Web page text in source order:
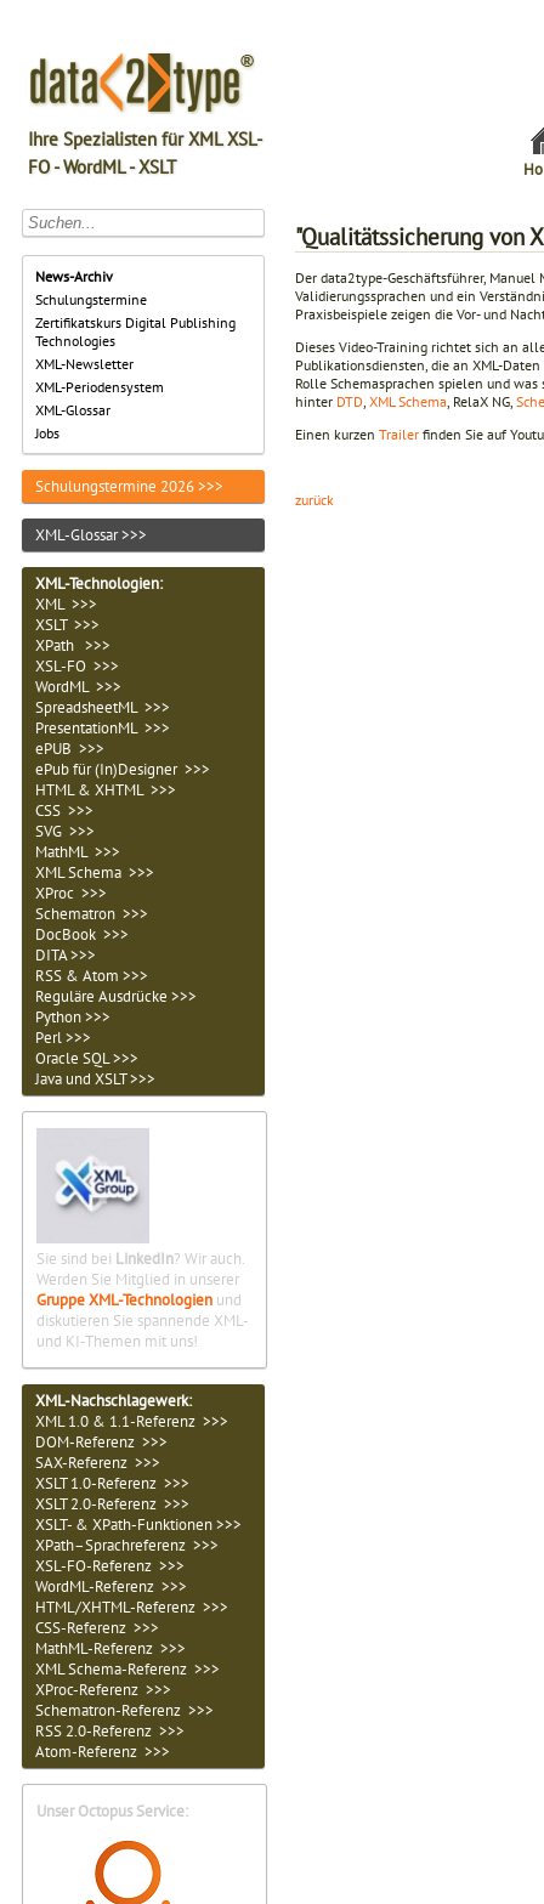
Ihre Spezialisten für XML XSL-
FO - WordML - XSLT
News-Archiv
Schulungstermine
Zertifikatskurs Digital Publishing
Technologies
XML-Newsletter
XML-Periodensystem
XML-Glossar
Jobs
Schulungstermine 2026 >>>
XML-Glossar >>>
XML-Technologien:
XML >>>
XSLT >>>
XPath >>>
XSL-FO >>>
WordML >>>
SpreadsheetML >>>
PresentationML >>>
ePUB >>>
ePub für (In)Designer >>>
HTML & XHTML >>>
CSS >>>
SVG >>>
MathML >>>
XML Schema >>>
XProc >>>
Schematron >>>
DocBook >>>
DITA >>>
RSS & Atom >>>
Reguläre Ausdrücke >>>
Python >>>
Perl >>>
Oracle SQL >>>
Java und XSLT >>>
Sie sind bei LinkedIn? Wir auch.
Werden Sie Mitglied in unserer
Gruppe XML-Technologien und
diskutieren Sie spannende XML-
und KI-Themen mit uns!
XML-Nachschlagewerk:
XML 1.0 & 1.1-Referenz >>>
DOM-Referenz >>>
SAX-Referenz >>>
XSLT 1.0-Referenz >>>
XSLT 2.0-Referenz >>>
XSLT- & XPath-Funktionen >>>
XPath–Sprachreferenz >>>
XSL-FO-Referenz >>>
WordML-Referenz >>>
HTML/XHTML-Referenz >>>
CSS-Referenz >>>
MathML-Referenz >>>
XML Schema-Referenz >>>
XProc-Referenz >>>
Schematron-Referenz >>>
RSS 2.0-Referenz >>>
Atom-Referenz >>>
Unser Octopus Service:
"Qualitätssicherung von
Der data2type-Geschäftsführer,
Validierungssprachen und ein
Praxisbeispiele zeigen die Vor- und
Dieses Video-Training richtet sich an
Publikationsdiensten, die an XML-
Rolle Schemasprachen spielen und
hinter DTD XML Schema , RelaX NG,
Einen kurzen Trailer finden Sie auf
zurück